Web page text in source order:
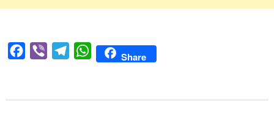
Facebook
Viber TelegramWhatsAppShare